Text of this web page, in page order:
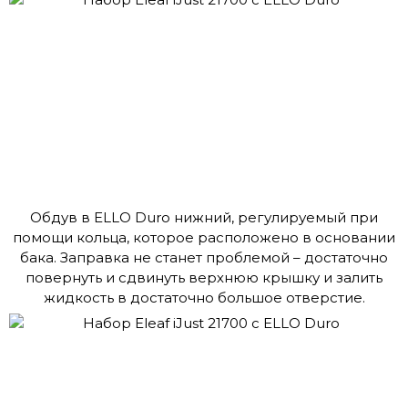
Обдув в ELLO Duro нижний, регулируемый при
помощи кольца, которое расположено в основании
бака. Заправка не станет проблемой – достаточно
повернуть и сдвинуть верхнюю крышку и залить
жидкость в достаточно большое отверстие.